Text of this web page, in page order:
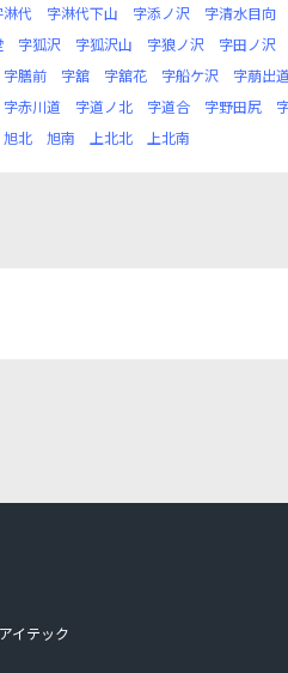
淋代 字淋代下山 字添ノ沢 字清水目向
字狐沢 字狐沢山 字狼ノ沢 字田ノ沢
字膳前 字舘 字舘花 字船ケ沢 字萠出
字赤川道 字道ノ北 字道合 字野田尻
旭北 旭南 上北北 上北南
イテック